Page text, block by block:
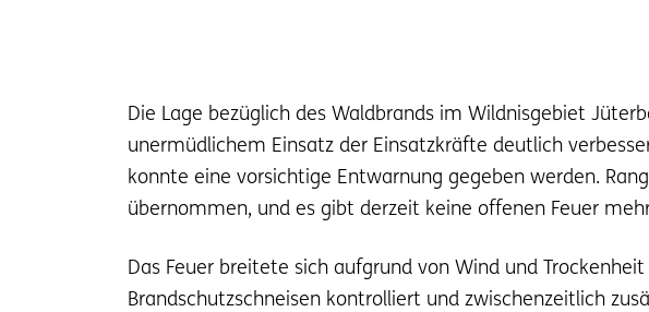
Die Lage bezüglich des Waldbrands im Wildnisgebiet
unermüdlichem Einsatz der Einsatzkräfte deutlich
konnte eine vorsichtige Entwarnung gegeben werden.
übernommen, und es gibt derzeit keine offenen Feuer
Das Feuer breitete sich aufgrund von Wind und
Brandschutzschneisen kontrolliert und zwischenzeitlich